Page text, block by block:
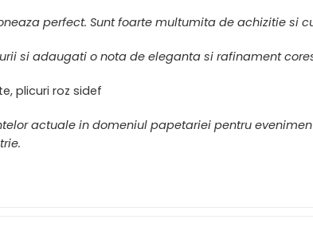
perfect. Sunt foarte multumita de achizitie si
si adaugati o nota de eleganta si rafinament
plicuri roz sidef
actuale in domeniul papetariei pentru